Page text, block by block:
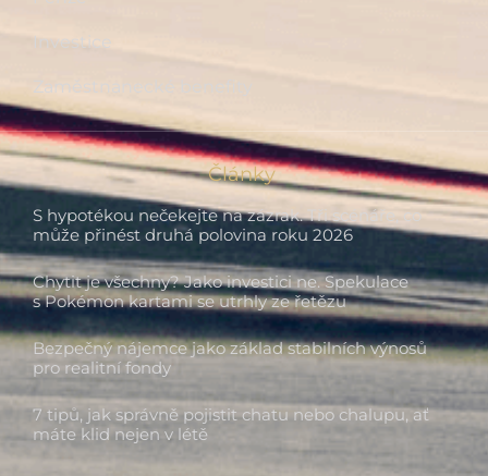
Investice
Zaměstnanecké benefity
Články
S hypotékou nečekejte na zázrak. Tři scénáře, co
může přinést druhá polovina roku 2026
Chytit je všechny? Jako investici ne. Spekulace
s Pokémon kartami se utrhly ze řetězu
Bezpečný nájemce jako základ stabilních výnosů
pro realitní fondy
7 tipů, jak správně pojistit chatu nebo chalupu, ať
máte klid nejen v létě